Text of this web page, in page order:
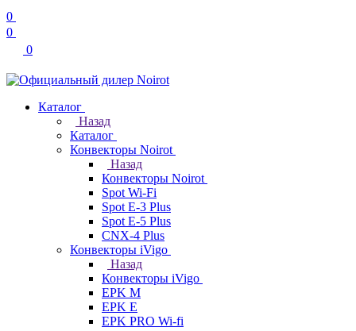
0
0
0
Каталог
Назад
Каталог
Конвекторы Noirot
Назад
Конвекторы Noirot
Spot Wi-Fi
Spot E-3 Plus
Spot E-5 Plus
CNX-4 Plus
Конвекторы iVigo
Назад
Конвекторы iVigo
EPK M
EPK E
EPK PRO Wi-fi